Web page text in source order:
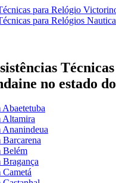
para Relógio
para Relógios
no estado
Altamira
Ananindeua
Belém
Bragança